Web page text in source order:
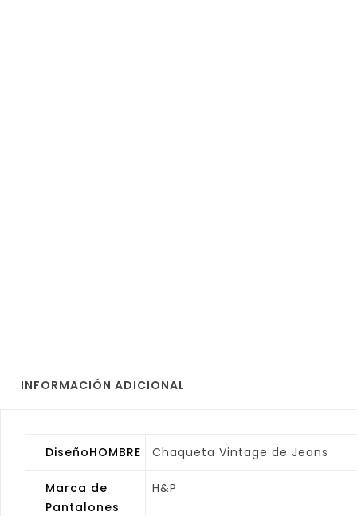
INFORMACIÓN ADICIONAL
DiseñoHOMBRE Chaqueta Vintage de Jeans
Marca de
Pantalones
H&P